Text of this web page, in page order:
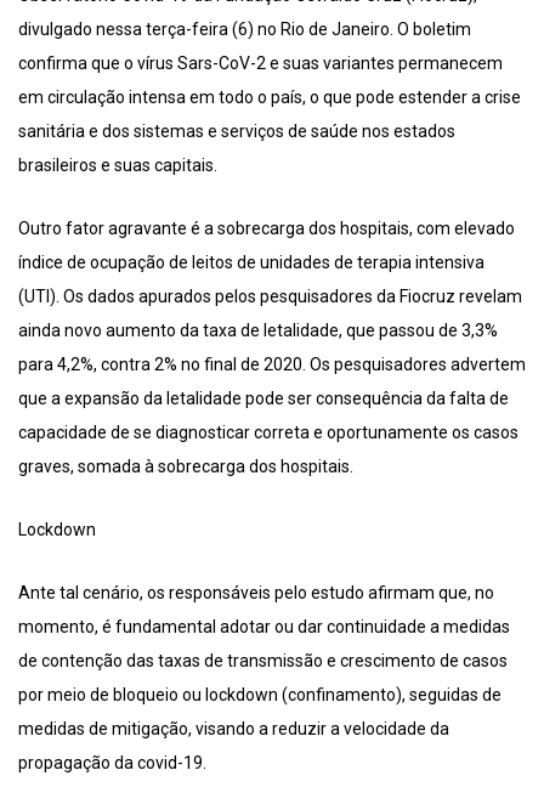
divulgado nessa terça-feira (6) no Rio de Janeiro. O boletim
confirma que o vírus Sars-CoV-2 e suas variantes permanecem
em circulação intensa em todo o país, o que pode estender a crise
sanitária e dos sistemas e serviços de saúde nos estados
brasileiros e suas capitais.
Outro fator agravante é a sobrecarga dos hospitais, com elevado
índice de ocupação de leitos de unidades de terapia intensiva
(UTI). Os dados apurados pelos pesquisadores da Fiocruz revelam
ainda novo aumento da taxa de letalidade, que passou de 3,3%
para 4,2%, contra 2% no final de 2020. Os pesquisadores advertem
que a expansão da letalidade pode ser consequência da falta de
capacidade de se diagnosticar correta e oportunamente os casos
graves, somada à sobrecarga dos hospitais.
Lockdown
Ante tal cenário, os responsáveis pelo estudo afirmam que, no
momento, é fundamental adotar ou dar continuidade a medidas
de contenção das taxas de transmissão e crescimento de casos
por meio de bloqueio ou lockdown (confinamento), seguidas de
medidas de mitigação, visando a reduzir a velocidade da
propagação da covid-19.